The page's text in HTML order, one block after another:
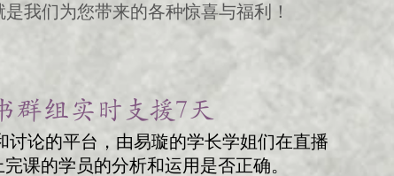
是我们为您带来的各种惊喜与福利！
群组实时支援7天
论的平台，由易璇的学长学姐们在直播
课的学员的分析和运用是否正确。